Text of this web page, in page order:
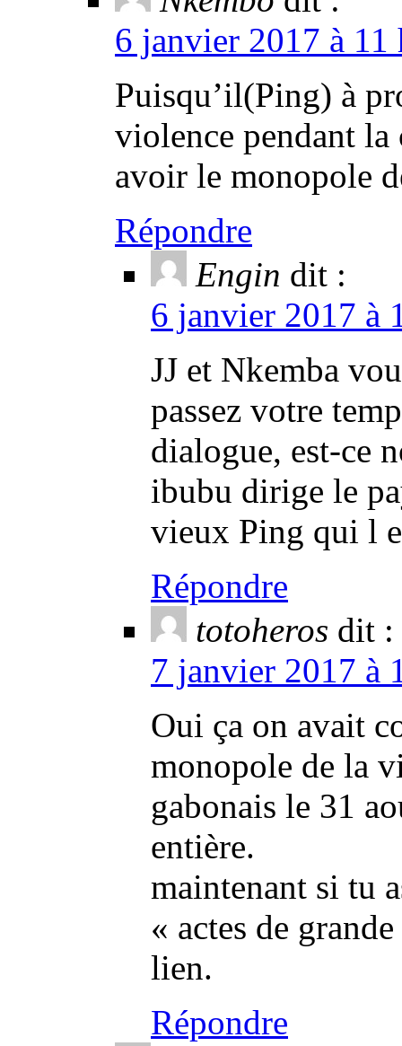
6 janvier 2017 à
Puisqu’il(Ping) à
violence pendant
avoir le monopole
Répondre
Engin dit :
6 janvier 2017 à
JJ et Nkemba
passez votre
dialogue, est-ce
ibubu dirige le
vieux Ping qui l
Répondre
totoheros dit :
7 janvier 2017 à
Oui ça on avait
monopole de la
gabonais le 31
entière.
maintenant si tu
« actes de
lien.
Répondre